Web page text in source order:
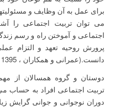
برای عمل به آن وظایف و
می توان تربیت اجتماعی را
اجتماعی و آموختن راه و رسم
پرورش روحیه تعهد و التزام
دانست.(عمرانی و همکاران ، 1395 ، 12)
دوستان و گروه همسالان از
تربیت اجتماعی افراد به حساب
دوران نوجوانی و جوانی گرایش